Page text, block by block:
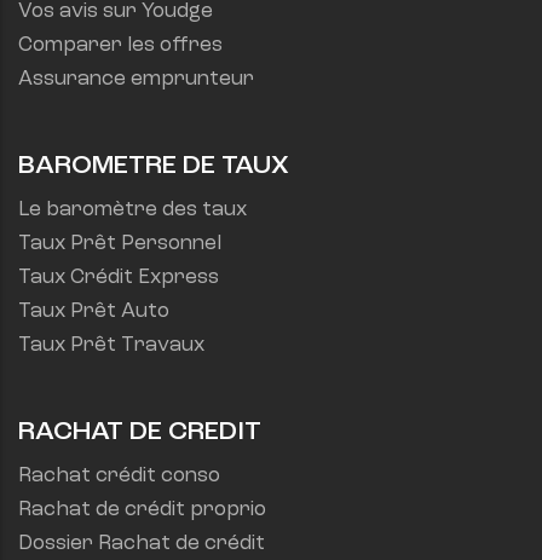
Vos avis sur Youdge
Comparer les offres
Assurance emprunteur
BAROMETRE DE TAUX
Le baromètre des taux
Taux Prêt Personnel
Taux Crédit Express
Taux Prêt Auto
Taux Prêt Travaux
RACHAT DE CREDIT
Rachat crédit conso
Rachat de crédit proprio
Dossier Rachat de crédit